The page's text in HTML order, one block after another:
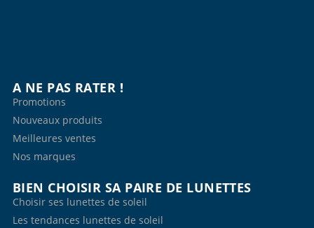
A NE PAS RATER !
Promotions
Nouveaux produits
Meilleures ventes
Nos marques
BIEN CHOISIR SA PAIRE DE LUNETTES
Choisir ses lunettes de soleil
Les tendances lunettes de soleil